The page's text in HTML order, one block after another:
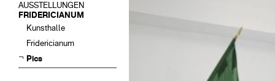
AUSSTELLUNGEN
FRIDERICIANUM
Kunsthalle
Fridericianum
Pics